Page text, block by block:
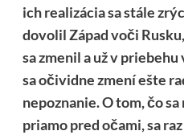
ich realizácia sa stále
dovolil Západ voči
sa zmenil a už v
sa očividne zmení ešte
nepoznanie. O tom, čo
priamo pred očami, sa